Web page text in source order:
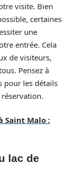
visite. Bien
certaines
une
entrée. Cela
de visiteurs,
Pensez à
pour les détails
Saint Malo :
lac de